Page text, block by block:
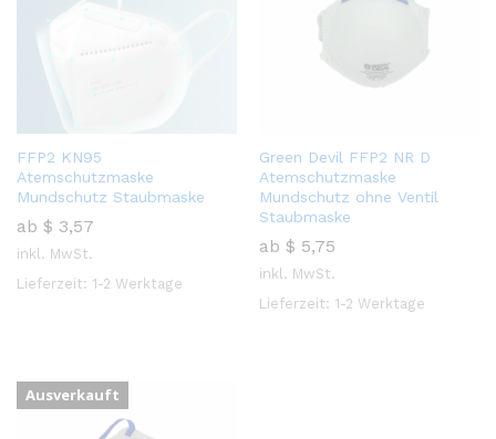
FFP2 KN95
Atemschutzmaske
Mundschutz Staubmaske
ab $ 3,57
inkl. MwSt.
Lieferzeit: 1-2 Werktage
Green Devil FFP2 NR D
Atemschutzmaske
Mundschutz ohne Ventil
Staubmaske
ab $ 5,75
inkl. MwSt.
Lieferzeit: 1-2 Werktage
Ausverkauft